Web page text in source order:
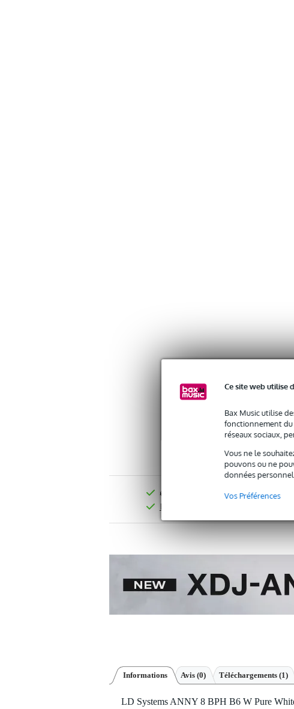
Ce site web utilise
Bax Music utilise
fonctionnement du
réseaux sociaux,
Vous ne le
pouvons ou ne
données
Vos Préférences
Livraison offerte dès 99 €
Retours gratuits
Informations Avis (0) Téléchargements (1)
LD Systems ANNY 8 BPH B6 W Pure